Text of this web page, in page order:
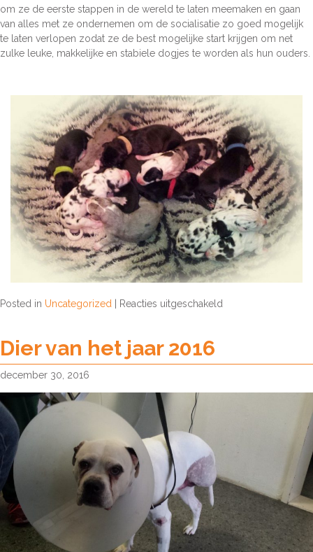
om ze de eerste stappen in de wereld te laten meemaken en gaan
van alles met ze ondernemen om de socialisatie zo goed mogelijk
te laten verlopen zodat ze de best mogelijke start krijgen om net
zulke leuke, makkelijke en stabiele dogjes te worden als hun ouders.
Posted in Uncategorized Reacties uitgeschakeld
Dier van het jaar 2016
december 30, 2016